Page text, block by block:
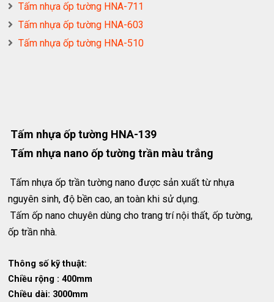
Tấm nhựa ốp tường HNA-711
Tấm nhựa ốp tường HNA-603
Tấm nhựa ốp tường HNA-510
Tấm nhựa ốp tường HNA-139
Tấm nhựa nano ốp tường trần màu trắng
Tấm nhựa ốp trần tường nano được sản xuất từ nhựa
nguyên sinh, độ bền cao, an toàn khi sử dụng.
Tấm ốp nano chuyên dùng cho trang trí nội thất, ốp tường,
ốp trần nhà.
Thông số kỹ thuật:
Chiều rộng : 400mm
Chiều dài: 3000mm